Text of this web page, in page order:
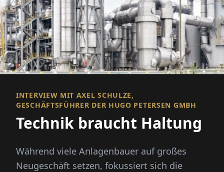
INTERVIEW MIT AXEL SCHULZE,
GESCHÄFTSFÜHRER DER HUGO PETERSEN GMBH
Technik braucht Haltung
Während viele Anlagenbauer auf großes
Neugeschäft setzen, fokussiert sich die